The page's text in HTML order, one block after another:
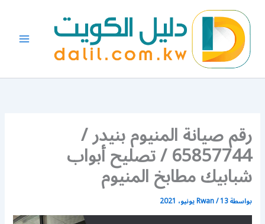
المحتوى
رقم صيانة المنيوم بنيدر /
65857744 / تصليح أبواب
شبابيك مطابخ المنيوم
بواسطة Rwan/13 يونيو، 2021